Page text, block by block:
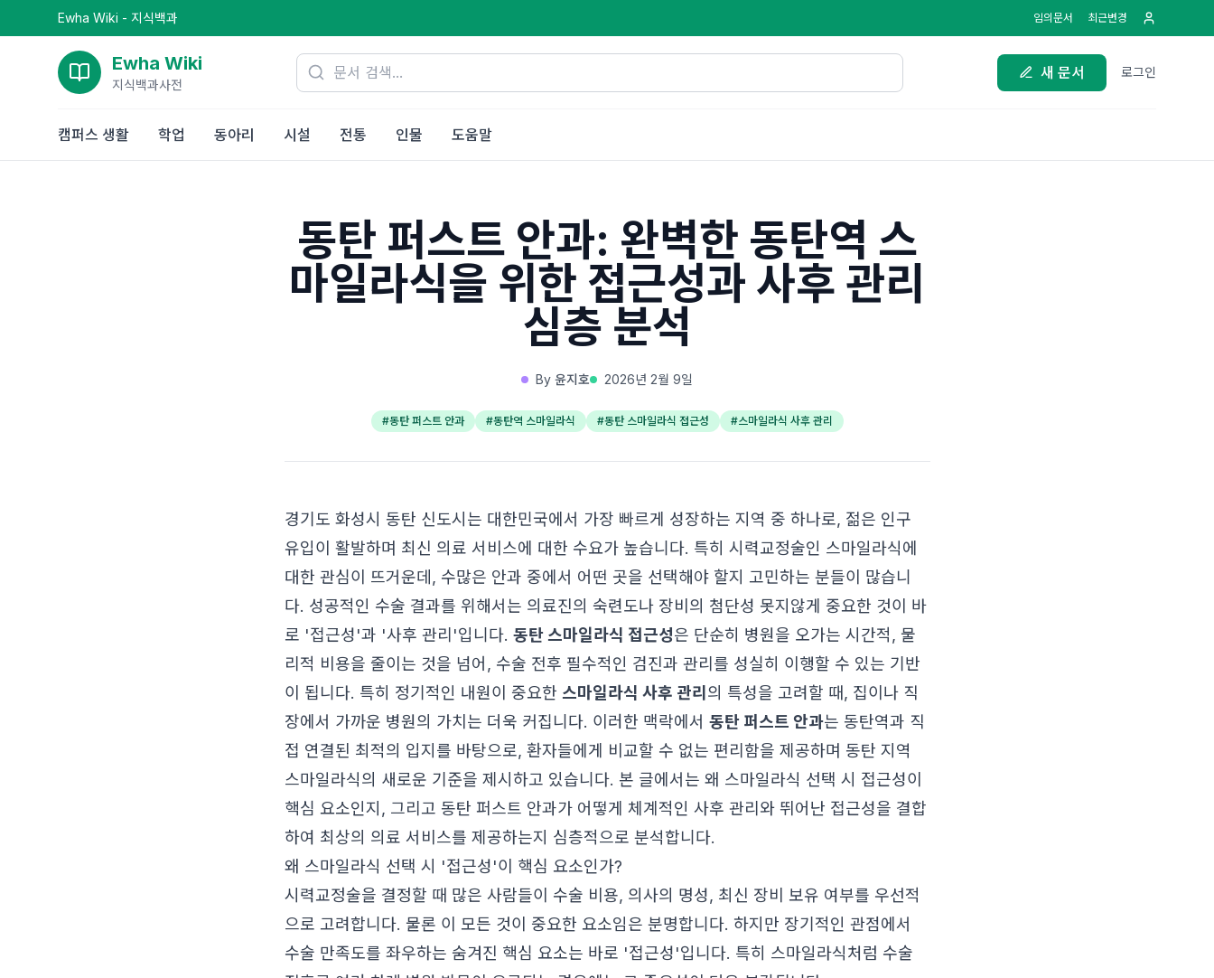
Ewha Wiki - 지식백과 임의문서 최근변경
Ewha Wiki
지식백과사전
새 문서 로그인
캠퍼스 생활 학업 동아리 시설 전통 인물 도움말
동탄 퍼스트 안과: 완벽한 동탄역 스
마일라식을 위한 접근성과 사후 관리
심층 분석
By 윤지호 2026년 2월 9일
#동탄 퍼스트 안과 #동탄역 스마일라식 #동탄 스마일라식 접근성 #스마일라식 사후 관리
경기도 화성시 동탄 신도시는 대한민국에서 가장 빠르게 성장하는 지역 중 하나로, 젊은 인구
유입이 활발하며 최신 의료 서비스에 대한 수요가 높습니다. 특히 시력교정술인 스마일라식에
대한 관심이 뜨거운데, 수많은 안과 중에서 어떤 곳을 선택해야 할지 고민하는 분들이 많습니
다. 성공적인 수술 결과를 위해서는 의료진의 숙련도나 장비의 첨단성 못지않게 중요한 것이 바
로 '접근성'과 '사후 관리'입니다. 동탄 스마일라식 접근성은 단순히 병원을 오가는 시간적, 물
리적 비용을 줄이는 것을 넘어, 수술 전후 필수적인 검진과 관리를 성실히 이행할 수 있는 기반
이 됩니다. 특히 정기적인 내원이 중요한 스마일라식 사후 관리 의 특성을 고려할 때, 집이나 직
장에서 가까운 병원의 가치는 더욱 커집니다. 이러한 맥락에서 동탄 퍼스트 안과는 동탄역과 직
접 연결된 최적의 입지를 바탕으로, 환자들에게 비교할 수 없는 편리함을 제공하며 동탄 지역
스마일라식의 새로운 기준을 제시하고 있습니다. 본 글에서는 왜 스마일라식 선택 시 접근성이
핵심 요소인지, 그리고 동탄 퍼스트 안과가 어떻게 체계적인 사후 관리와 뛰어난 접근성을 결합
하여 최상의 의료 서비스를 제공하는지 심층적으로 분석합니다.
왜 스마일라식 선택 시 '접근성'이 핵심 요소인가?
시력교정술을 결정할 때 많은 사람들이 수술 비용, 의사의 명성, 최신 장비 보유 여부를 우선적
으로 고려합니다. 물론 이 모든 것이 중요한 요소임은 분명합니다. 하지만 장기적인 관점에서
수술 만족도를 좌우하는 숨겨진 핵심 요소는 바로 '접근성'입니다. 특히 스마일라식처럼 수술